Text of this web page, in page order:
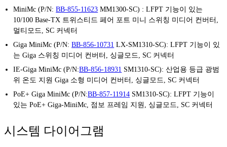
MiniMc (P/N:BB-855-11623 MM1300-SC) : LFPT 기능이 있는
10/100 Base-TX 트위스티드 페어 포트 미니 스위칭 미디어 컨버터,
멀티모드, SC 커넥터
Giga MiniMc (P/N:BB-856-10731 LX-SM1310-SC): LFPT 기능이 있
는 Giga 스위칭 미디어 컨버터, 싱글모드, SC 커넥터
IE-Giga MiniMc (P/N:BB-856-18931 SM1310-SC): 산업용 등급 광범
위 온도 지원 Giga 소형 미디어 컨버터, 싱글모드, SC 커넥터
PoE+ Giga MiniMc (P/N:BB-857-11914 SM1310-SC): LFPT 기능이
있는 PoE+ Giga-MiniMc, 점보 프레임 지원, 싱글모드, SC 커넥터
시스템 다이어그램